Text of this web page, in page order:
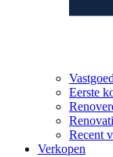
Eerste
Recent
Verkopen